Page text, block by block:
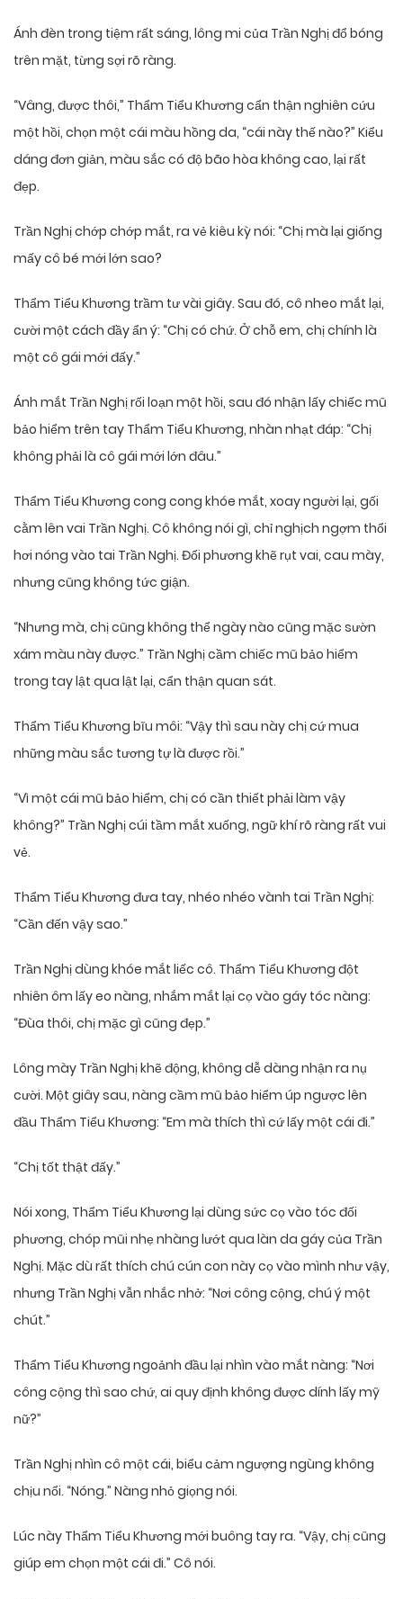
Ánh đèn trong tiệm rất sáng, lông mi của Trần Nghị đổ bóng
trên mặt, từng sợi rõ ràng.
“Vâng, được thôi,” Thẩm Tiểu Khương cẩn thận nghiên cứu
một hồi, chọn một cái màu hồng da, “cái này thế nào?” Kiểu
dáng đơn giản, màu sắc có độ bão hòa không cao, lại rất
đẹp.
Trần Nghị chớp chớp mắt, ra vẻ kiêu kỳ nói: “Chị mà lại giống
mấy cô bé mới lớn sao?
Thẩm Tiểu Khương trầm tư vài giây. Sau đó, cô nheo mắt lại,
cười một cách đầy ẩn ý: “Chị có chứ. Ở chỗ em, chị chính là
một cô gái mới đấy.”
Ánh mắt Trần Nghị rối loạn một hồi, sau đó nhận lấy chiếc mũ
bảo hiểm trên tay Thẩm Tiểu Khương, nhàn nhạt đáp: “Chị
không phải là cô gái mới lớn đâu.”
Thẩm Tiểu Khương cong cong khóe mắt, xoay người lại, gối
cằm lên vai Trần Nghị. Cô không nói gì, chỉ nghịch ngợm thổi
hơi nóng vào tai Trần Nghị. Đối phương khẽ rụt vai, cau mày,
nhưng cũng không tức giận.
“Nhưng mà, chị cũng không thể ngày nào cũng mặc sườn
xám màu này được.” Trần Nghị cầm chiếc mũ bảo hiểm
trong tay lật qua lật lại, cẩn thận quan sát.
Thẩm Tiểu Khương bĩu môi: “Vậy thì sau này chị cứ mua
những màu sắc tương tự là được rồi.”
“Vì một cái mũ bảo hiểm, chị có cần thiết phải làm vậy
không?” Trần Nghị cúi tầm mắt xuống, ngữ khí rõ ràng rất vui
vẻ.
Thẩm Tiểu Khương đưa tay, nhéo nhéo vành tai Trần Nghị:
“Cần đến vậy sao.”
Trần Nghị dùng khóe mắt liếc cô. Thẩm Tiểu Khương đột
nhiên ôm lấy eo nàng, nhắm mắt lại cọ vào gáy tóc nàng:
“Đùa thôi, chị mặc gì cũng đẹp.”
Lông mày Trần Nghị khẽ động, không dễ dàng nhận ra nụ
cười. Một giây sau, nàng cầm mũ bảo hiểm úp ngược lên
đầu Thẩm Tiểu Khương: “Em mà thích thì cứ lấy một cái đi.”
“Chị tốt thật đấy.”
Nói xong, Thẩm Tiểu Khương lại dùng sức cọ vào tóc đối
phương, chóp mũi nhẹ nhàng lướt qua làn da gáy của Trần
Nghị. Mặc dù rất thích chú cún con này cọ vào mình như vậy,
nhưng Trần Nghị vẫn nhắc nhở: “Nơi công cộng, chú ý một
chút.”
Thẩm Tiểu Khương ngoảnh đầu lại nhìn vào mắt nàng: “Nơi
công cộng thì sao chứ, ai quy định không được dính lấy mỹ
nữ?”
Trần Nghị nhìn cô một cái, biểu cảm ngượng ngùng không
chịu nổi. “Nóng.” Nàng nhỏ giọng nói.
Lúc này Thẩm Tiểu Khương mới buông tay ra. “Vậy, chị cũng
giúp em chọn một cái đi.” Cô nói.